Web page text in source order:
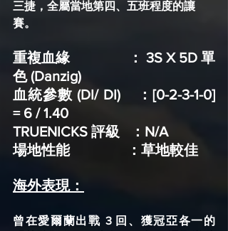
三捷，全屬當地第四、五班程度的讓
賽。
重複血緣                ： 3S X 5D 單
色 (Danzig)
血統參數 (DI/ DI)    ：[0-2-3-1-0]
= 6 / 1.40
TRUENICKS 評級   ：N/A
場地性能                ：草地較佳
海外表現：
曾在愛爾蘭出戰 3 回、獲冠亞各一的